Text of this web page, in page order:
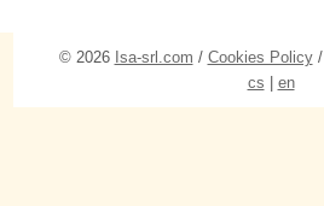
© 2026 Isa-srl.com / Cookies Policy/
cs
en